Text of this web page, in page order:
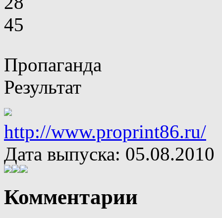
45
Пропаганда
Результат
http://www.proprint86.ru/
Дата выпуска: 05.08.2010
Комментарии